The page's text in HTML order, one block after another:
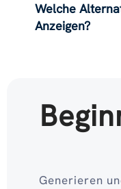
Welche
Anzeigen?
Generieren